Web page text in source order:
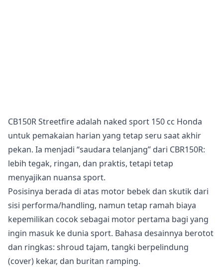
CB150R Streetfire adalah naked sport 150 cc Honda
untuk pemakaian harian yang tetap seru saat akhir
pekan. Ia menjadi “saudara telanjang” dari CBR150R:
lebih tegak, ringan, dan praktis, tetapi tetap
menyajikan nuansa sport.
Posisinya berada di atas motor bebek dan skutik dari
sisi performa/handling, namun tetap ramah biaya
kepemilikan cocok sebagai motor pertama bagi yang
ingin masuk ke dunia sport. Bahasa desainnya berotot
dan ringkas: shroud tajam, tangki berpelindung
(cover) kekar, dan buritan ramping.